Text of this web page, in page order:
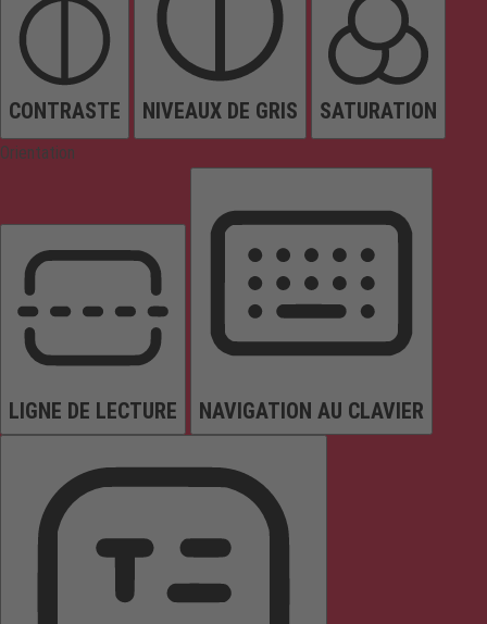
CONTRASTE NIVEAUX DE GRIS SATURATION
Orientation
LIGNE DE LECTURE NAVIGATION AU CLAVIER